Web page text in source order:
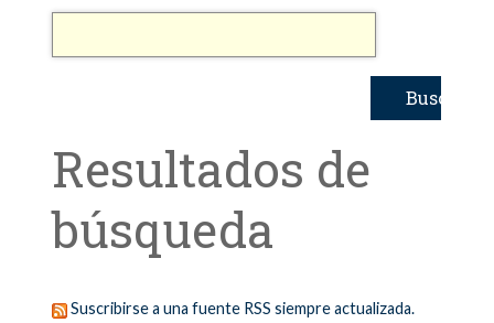
Resultados de
búsqueda
Suscribirse a una fuente RSS siempre actualizada.